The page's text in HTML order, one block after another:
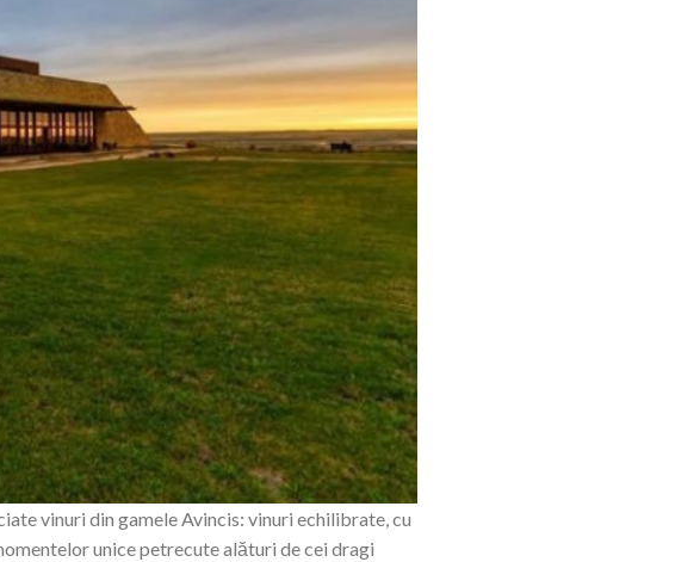
vinuri din gamele Avincis: vinuri echilibrate, cu
unice petrecute alături de cei dragi